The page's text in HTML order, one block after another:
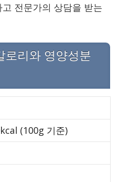
전문가의 상담을 받는
로리와 영양성분
(100g 기준)